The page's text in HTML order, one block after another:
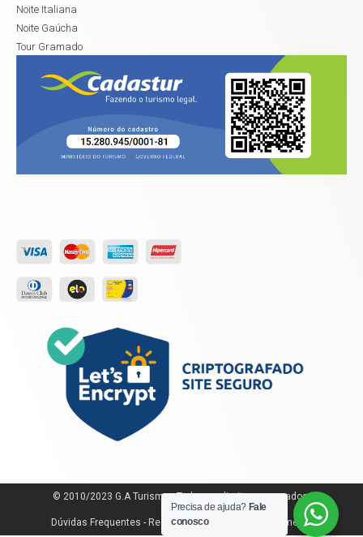
Noite Italiana
Noite Gaúcha
Tour Gramado
© 2010/2023 G.A Turismo - Todos os direitos reservados.
Dúvidas Frequentes - Regras e Políticas de Cancelamento
Precisa de ajuda? Fale
conosco